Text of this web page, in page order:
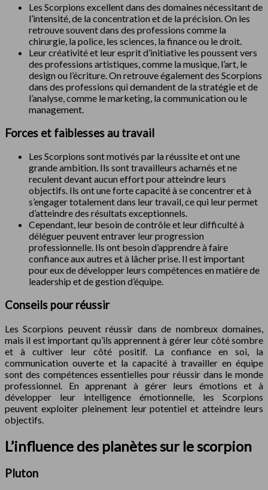
Les Scorpions excellent dans des domaines nécessitant de
l’intensité, de la concentration et de la précision. On les
retrouve souvent dans des professions comme la
chirurgie, la police, les sciences, la finance ou le droit.
Leur créativité et leur esprit d’initiative les poussent vers
des professions artistiques, comme la musique, l’art, le
design ou l’écriture. On retrouve également des Scorpions
dans des professions qui demandent de la stratégie et de
l’analyse, comme le marketing, la communication ou le
management.
Forces et faiblesses au travail
Les Scorpions sont motivés par la réussite et ont une
grande ambition. Ils sont travailleurs acharnés et ne
reculent devant aucun effort pour atteindre leurs
objectifs. Ils ont une forte capacité à se concentrer et à
s’engager totalement dans leur travail, ce qui leur permet
d’atteindre des résultats exceptionnels.
Cependant, leur besoin de contrôle et leur difficulté à
déléguer peuvent entraver leur progression
professionnelle. Ils ont besoin d’apprendre à faire
confiance aux autres et à lâcher prise. Il est important
pour eux de développer leurs compétences en matière de
leadership et de gestion d’équipe.
Conseils pour réussir
Les Scorpions peuvent réussir dans de nombreux domaines,
mais il est important qu’ils apprennent à gérer leur côté sombre
et à cultiver leur côté positif. La confiance en soi, la
communication ouverte et la capacité à travailler en équipe
sont des compétences essentielles pour réussir dans le monde
professionnel. En apprenant à gérer leurs émotions et à
développer leur intelligence émotionnelle, les Scorpions
peuvent exploiter pleinement leur potentiel et atteindre leurs
objectifs.
L’influence des planètes sur le scorpion
Pluton